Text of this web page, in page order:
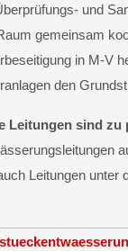
und
gemeinsam
in M-V
den
Leitungen sind zu
Leitungen unter